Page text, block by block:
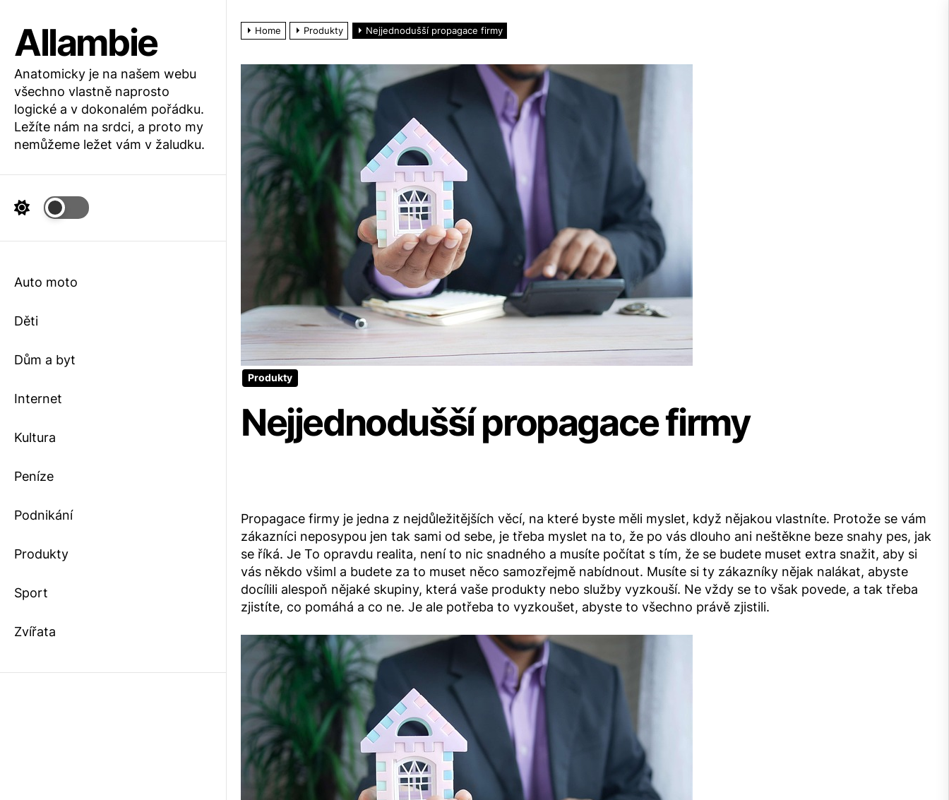
content
Allambie
Anatomicky je na našem webu
všechno vlastně naprosto
logické a v dokonalém pořádku.
Ležíte nám na srdci, a proto my
nemůžeme ležet vám v žaludku.
Auto moto
Děti
Dům a byt
Internet
Kultura
Peníze
Podnikání
Produkty
Sport
Zvířata
Home Produkty Nejjednodušší propagace firmy
Produkty
Nejjednodušší propagace firmy
Propagace firmy je jedna z nejdůležitějších věcí, na které byste měli myslet, když nějakou vlastníte. Protože se vám
zákazníci neposypou jen tak sami od sebe, je třeba myslet na to, že po vás dlouho ani neštěkne beze snahy pes, jak
se říká. Je To opravdu realita, není to nic snadného a musíte počítat s tím, že se budete muset extra snažit, aby si
vás někdo všiml a budete za to muset něco samozřejmě nabídnout. Musíte si ty zákazníky nějak nalákat, abyste
docílili alespoň nějaké skupiny, která vaše produkty nebo služby vyzkouší. Ne vždy se to však povede, a tak třeba
zjistíte, co pomáhá a co ne. Je ale potřeba to vyzkoušet, abyste to všechno právě zjistili.